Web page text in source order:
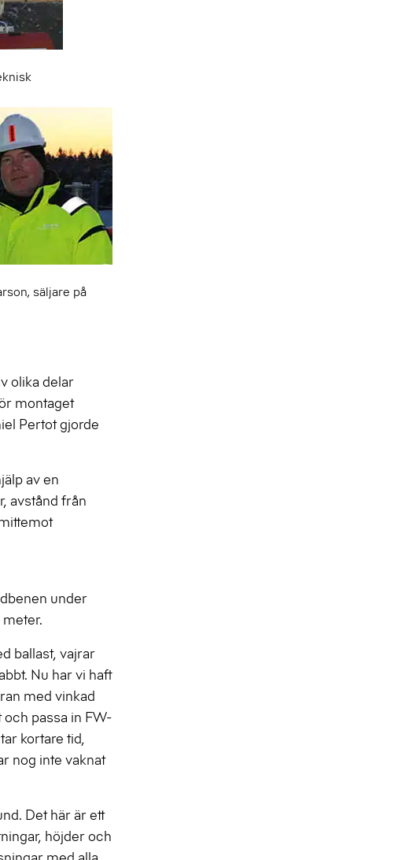
säljare på
olika delar
montaget
Pertot gjorde
av en
avstånd från
under
ballast, vajrar
Nu har vi haft
med vinkad
passa in FW-
kortare tid,
nog inte vaknat
Det här är ett
höjder och